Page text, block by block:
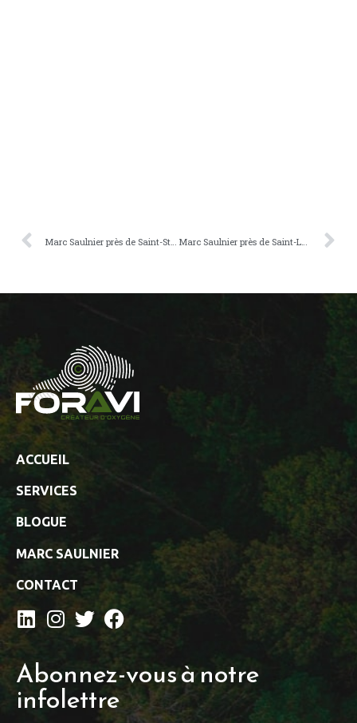
Marc Saulnier près de Saint-Louis-du-Ha! Ha!
ACCUEIL
SERVICES
BLOGUE
MARC SAULNIER
CONTACT
Abonnez-vous à notre
infolettre